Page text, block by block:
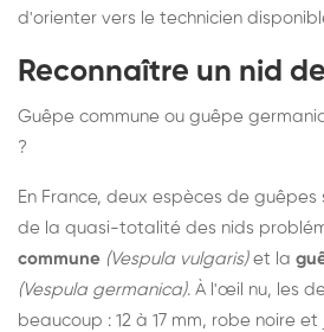
d'orienter vers le technicien
Reconnaître un nid
Guêpe commune ou guêpe
?
En France, deux espèces de
de la quasi-totalité des nids
commune (Vespula vulgaris)et la
(Vespula germanica). À l'œil nu, les
beaucoup : 12 à 17 mm, robe noire